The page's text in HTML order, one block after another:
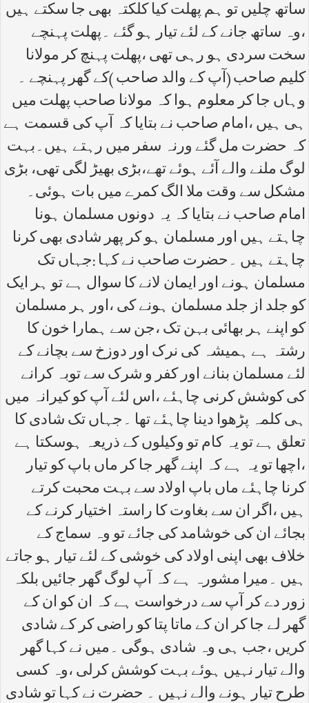
ساتھ چلیں تو ہم پھلت کیا کلکتہ بھی جا سکتے ہیں
،وہ ساتھ جانے کے لئے تیار ہو گئے ۔پھلت پہنچے
سخت سردی ہو رہی تھی ،پھلت پہنچ کر مولانا
کلیم صاحب (آپ کے والد صاحب )کے گھر پہنچے ۔
وہاں جا کر معلوم ہوا کہ مولانا صاحب پھلت میں
ہی ہیں ،امام صاحب نے بتایا کہ آپ کی قسمت ہے
کہ حضرت مل گئے ورنہ سفر میں رہتے ہیں۔بہت
لوگ ملنے والے آئے ہوئے تھے،بڑی بھیڑ لگی تھی، بڑی
مشکل سے وقت ملا الگ کمرے میں بات ہوئی۔
امام صاحب نے بتایا کہ یہ دونوں مسلمان ہونا
چاہتے ہیں اور مسلمان ہو کر پھر شادی بھی کرنا
چاہتے ہیں ۔حضرت صاحب نے کہا :جہاں تک
مسلمان ہونے اور ایمان لانے کا سوال ہے تو ہر ایک
کو جلد از جلد مسلمان ہونے کی ،اور ہر مسلمان
کو اپنے ہر بھائی بہن تک ،جن سے ہمارا خون کا
رشتہ ہے ہمیشہ کی نرک اور دوزخ سے بچانے کے
لئے مسلمان بنانے اور کفر و شرک سے توبہ کرانے
کی کوشش کرنی چاہئے ،اس لئے آپ کو کیرانہ میں
ہی کلمہ پڑھوا دینا چاہئے تھا ۔جہاں تک شادی کا
تعلق ہے تو یہ کام تو وکیلوں کے ذریعہ ہوسکتا ہے
،اچھا تو یہ ہے کہ اپنے گھر جا کر ماں باپ کو تیار
کرنا چاہئے ماں باپ اولاد سے بہت محبت کرتے
ہیں ،اگر ان سے بغاوت کا راستہ اختیار کرنے کے
بجائے ان کی خوشامد کی جائے تو وہ سماج کے
خلاف بھی اپنی اولاد کی خوشی کے لئے تیار ہو جاتے
ہیں ۔میرا مشورہ ہے کہ آپ لوگ گھر جائیں بلکہ
زور دے کر آپ سے درخواست ہے کہ ان کو ان کے
گھر لے جا کر ان کے ماتا پتا کو راضی کر کے شادی
کریں ،جب ہی وہ شادی ہوگی ۔میں نے کہا گھر
والے تیار نہیں ہوئے بہت کوشش کرلی ،وہ کسی
طرح تیار ہونے والے نہیں ۔ حضرت نے کہا تو شادی